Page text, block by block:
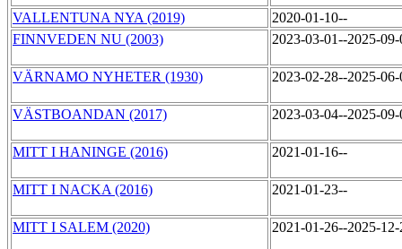
VALLENTUNA NYA (2019)
2020-01-10--
FINNVEDEN NU (2003)
2023-03-01--2025-
VÄRNAMO NYHETER (1930) 2023-02-28--2025-
VÄSTBOANDAN (2017) 2023-03-04--2025-
MITT I HANINGE (2016) 2021-01-16--
MITT I NACKA (2016) 2021-01-23--
MITT I SALEM (2020) 2021-01-26--2025-